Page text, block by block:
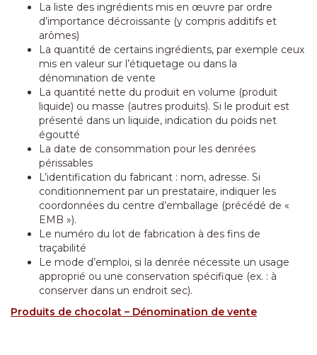
La liste des ingrédients mis en œuvre par ordre
d’importance décroissante (y compris additifs et
arômes)
La quantité de certains ingrédients, par exemple ceux
mis en valeur sur l’étiquetage ou dans la
dénomination de vente
La quantité nette du produit en volume (produit
liquide) ou masse (autres produits). Si le produit est
présenté dans un liquide, indication du poids net
égoutté
La date de consommation pour les denrées
périssables
L’identification du fabricant : nom, adresse. Si
conditionnement par un prestataire, indiquer les
coordonnées du centre d’emballage (précédé de «
EMB »).
Le numéro du lot de fabrication à des fins de
traçabilité
Le mode d’emploi, si la denrée nécessite un usage
approprié ou une conservation spécifique (ex. : à
conserver dans un endroit sec).
Produits de chocolat – Dénomination de vente